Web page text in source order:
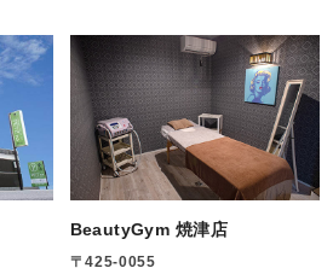
BeautyGym 焼津店
〒425-0055